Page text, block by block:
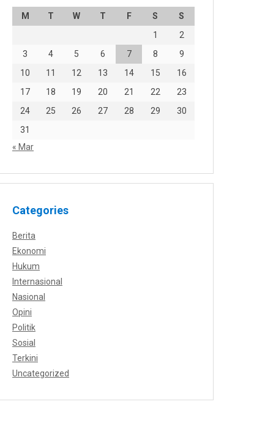
M T W T F S
S
1
2
3
4 5 6 7 8
9
10
11 12 13 14 15
16
17
18 19 20 21 22
23
24
25 26 27 28 29
30
31
« Mar
Categories
Berita
Ekonomi
Hukum
Internasional
Nasional
Opini
Politik
Sosial
Terkini
Uncategorized